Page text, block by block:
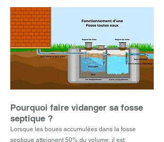
Pourquoi faire vidanger sa fosse
septique ?
Lorsque les boues accumulées dans la fosse
septique atteignent 50% du volume, il est